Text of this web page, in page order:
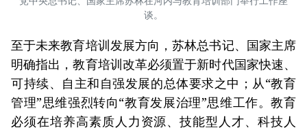
谈。
至于未来教育培训发展方向，苏林总书记、国家主席
明确指出，教育培训改革必须置于新时代国家快速、
可持续、自主和自强发展的总体要求之中；从“教育
管理”思维强烈转向“教育发展治理”思维工作。教育
必须在培养高素质人力资源、技能型人才、科技人